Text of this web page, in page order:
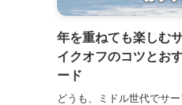
年を重ねても楽しむ
イクオフのコツとお
ード
どうも、ミドル世代でサ